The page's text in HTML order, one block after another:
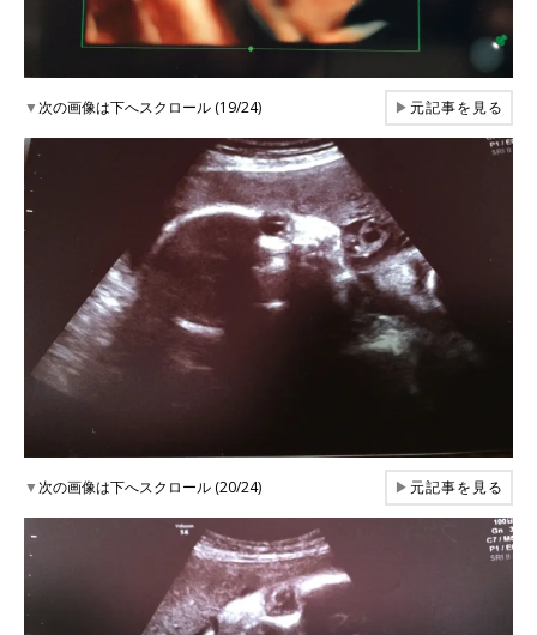
▼次の画像は下へスクロール (19/24) ▶元記事を見る
▼次の画像は下へスクロール (20/24) ▶元記事を見る